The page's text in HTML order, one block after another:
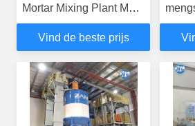
Mortar Mixing Plant Muur
Putty Sand Cement
Mixer Ceramic Tile
Vind de beste prijs